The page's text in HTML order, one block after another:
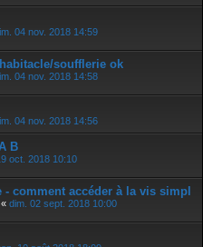
04 nov. 2018 14:59
soufflerie ok
04 nov. 2018 14:58
04 nov. 2018 14:56
B
oct. 2018 10:10
- comment accéder à la vis simpl
« dim. 02 sept. 2018 10:00